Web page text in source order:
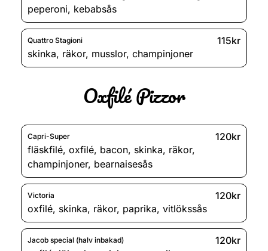
peperoni, kebabsås
Quattro Stagioni
115kr
skinka, räkor, musslor, champinjoner
Oxfilé Pizzor
Capri-Super
120kr
fläskfilé, oxfilé, bacon, skinka, räkor,
champinjoner, bearnaisesås
Victoria
120kr
oxfilé, skinka, räkor, paprika, vitlökssås
Jacob special (halv inbakad)
120kr